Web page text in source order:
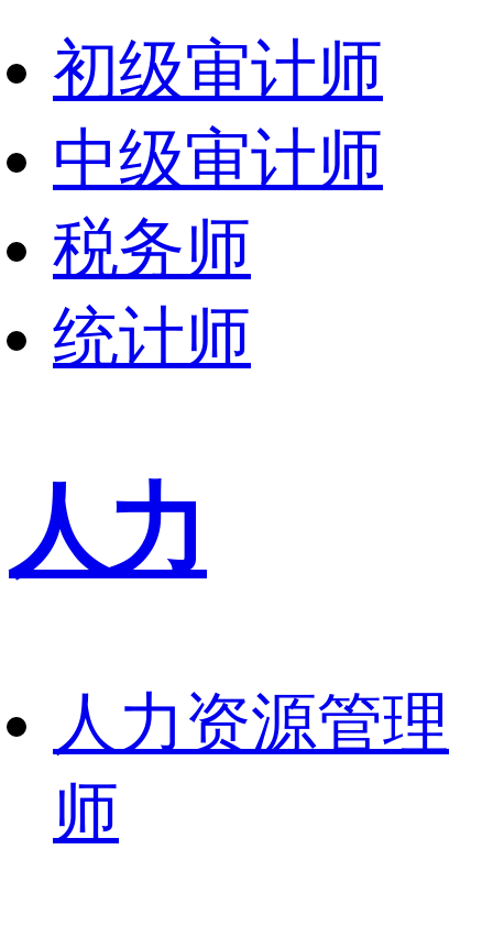
初级审计师
中级审计师
税务师
统计师
人力
人力资源管理
师